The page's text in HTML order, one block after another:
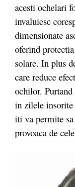
acesti ochelari
invaluiesc
dimensionate
oferind
solare. In plus
care reduce
ochilor. Purtand
in zilele insorite
iti va permite
provoaca de